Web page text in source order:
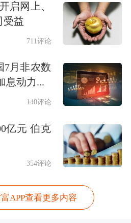
而聚焦细分赛道、契
业迎来爆发机遇。百
切入新消费赛道，实
行业龙头的华丽蝶变。
积极为消费市场注入
这类创新型消费类企
土壤。今年政府工作
“大力提振消费、提
位扩大国内需求”列
启网上、
受益
711评论
7月非农数
息动力...
140评论
亿元 伯克
354评论
APP查看更多内容